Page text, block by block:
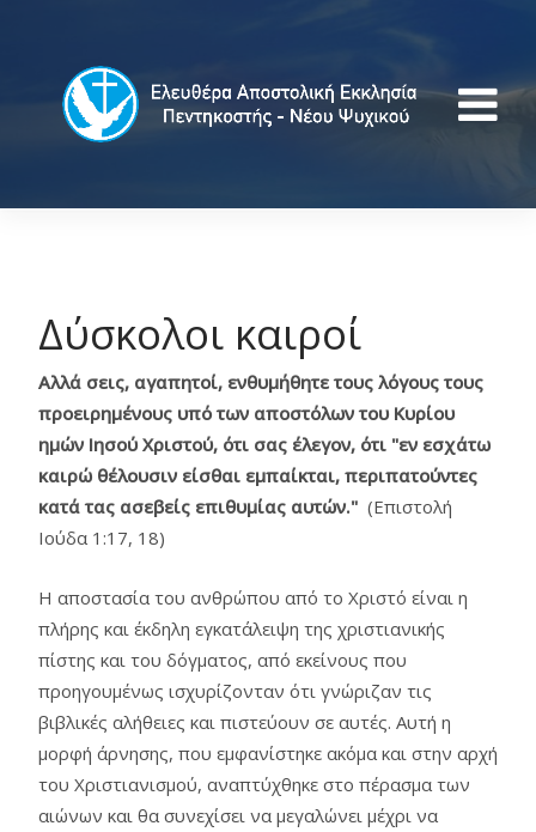
Δύσκολοι καιροί
Αλλά σεις, αγαπητοί, ενθυμήθητε τους λόγους τους
προειρημένους υπό των αποστόλων του Κυρίου
ημών Ιησού Χριστού, ότι σας έλεγον, ότι "εν εσχάτω
καιρώ θέλουσιν είσθαι εμπαίκται, περιπατούντες
κατά τας ασεβείς επιθυμίας αυτών." (Επιστολή
Ιούδα 1:17, 18)
Η αποστασία του ανθρώπου από το Χριστό είναι η
πλήρης και έκδηλη εγκατάλειψη της χριστιανικής
πίστης και του δόγματος, από εκείνους που
προηγουμένως ισχυρίζονταν ότι γνώριζαν τις
βιβλικές αλήθειες και πιστεύουν σε αυτές. Αυτή η
μορφή άρνησης, που εμφανίστηκε ακόμα και στην αρχή
του Χριστιανισμού, αναπτύχθηκε στο πέρασμα των
αιώνων και θα συνεχίσει να μεγαλώνει μέχρι να